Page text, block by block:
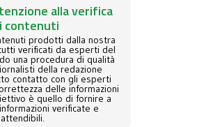
alla verifica
contenuti
prodotti dalla nostra
verificati da esperti del
una procedura di qualità
della redazione
contatto con gli esperti
delle informazioni
è quello di fornire a
verificate e
attendibili.